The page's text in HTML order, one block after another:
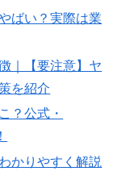
ばい？実際は業
｜【要注意】ヤ
を紹介
？公式・
かりやすく解説